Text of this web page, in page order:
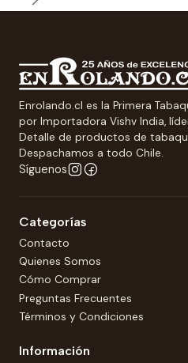
Enrolando.cl es la Primera
por Importadora Vishv India,
Detalle de productos de
Despachamos a todo Chile.
Síguenos
Categorías
Contacto
Quienes Somos
Cómo Comprar
Preguntas Frecuentes
Términos y Condiciones
Información